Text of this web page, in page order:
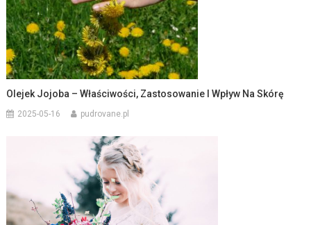
Olejek Jojoba – Właściwości, Zastosowanie I Wpływ Na Skórę
2025-05-16 pudrovane.pl